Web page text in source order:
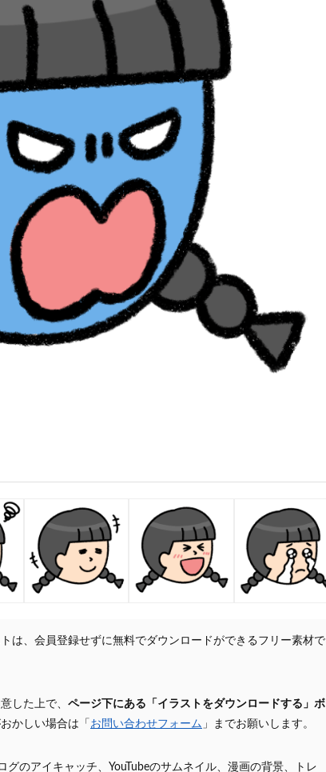
は、会員登録せずに無料でダウンロードができるフリー素材で
した上で、 ページ下にある「イラストをダウンロードする」ボ
かしい場合は「 お問い合わせフォーム 」までお願いします。
のアイキャッチ、YouTubeのサムネイル、漫画の背景、トレ